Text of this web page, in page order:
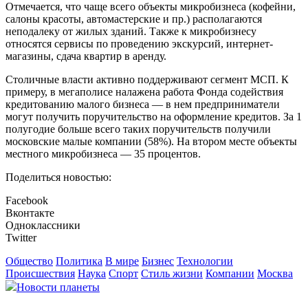
Отмечается, что чаще всего объекты микробизнеса (кофейни,
салоны красоты, автомастерские и пр.) располагаются
неподалеку от жилых зданий. Также к микробизнесу
относятся сервисы по проведению экскурсий, интернет-
магазины, сдача квартир в аренду.
Столичные власти активно поддерживают сегмент МСП. К
примеру, в мегаполисе налажена работа Фонда содействия
кредитованию малого бизнеса — в нем предприниматели
могут получить поручительство на оформление кредитов. За 1
полугодие больше всего таких поручительств получили
московские малые компании (58%). На втором месте объекты
местного микробизнеса — 35 процентов.
Поделиться новостью:
Facebook
Вконтакте
Одноклассники
Twitter
Общество Политика В мире Бизнес Технологии
Происшествия Наука Спорт Стиль жизни Компании Москва
Новости планеты